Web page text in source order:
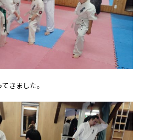
きました。